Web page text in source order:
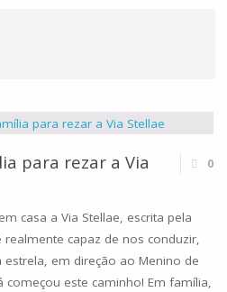
para rezar a Via
0
casa a Via Stellae, escrita pela
realmente capaz de nos conduzir,
em direção ao Menino de
este caminho! Em família,